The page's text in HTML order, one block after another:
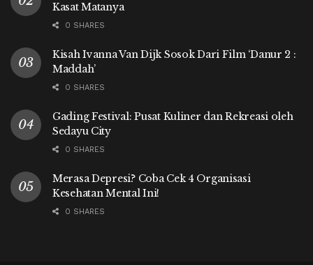
Kasat Matanya
0 SHARES
Kisah Ivanna Van Dijk Sosok Dari Film ‘Danur 2 :
Maddah’
0 SHARES
Gading Festival: Pusat Kuliner dan Rekreasi oleh
Sedayu City
0 SHARES
Merasa Depresi? Coba Cek 4 Organisasi
Kesehatan Mental Ini!
0 SHARES